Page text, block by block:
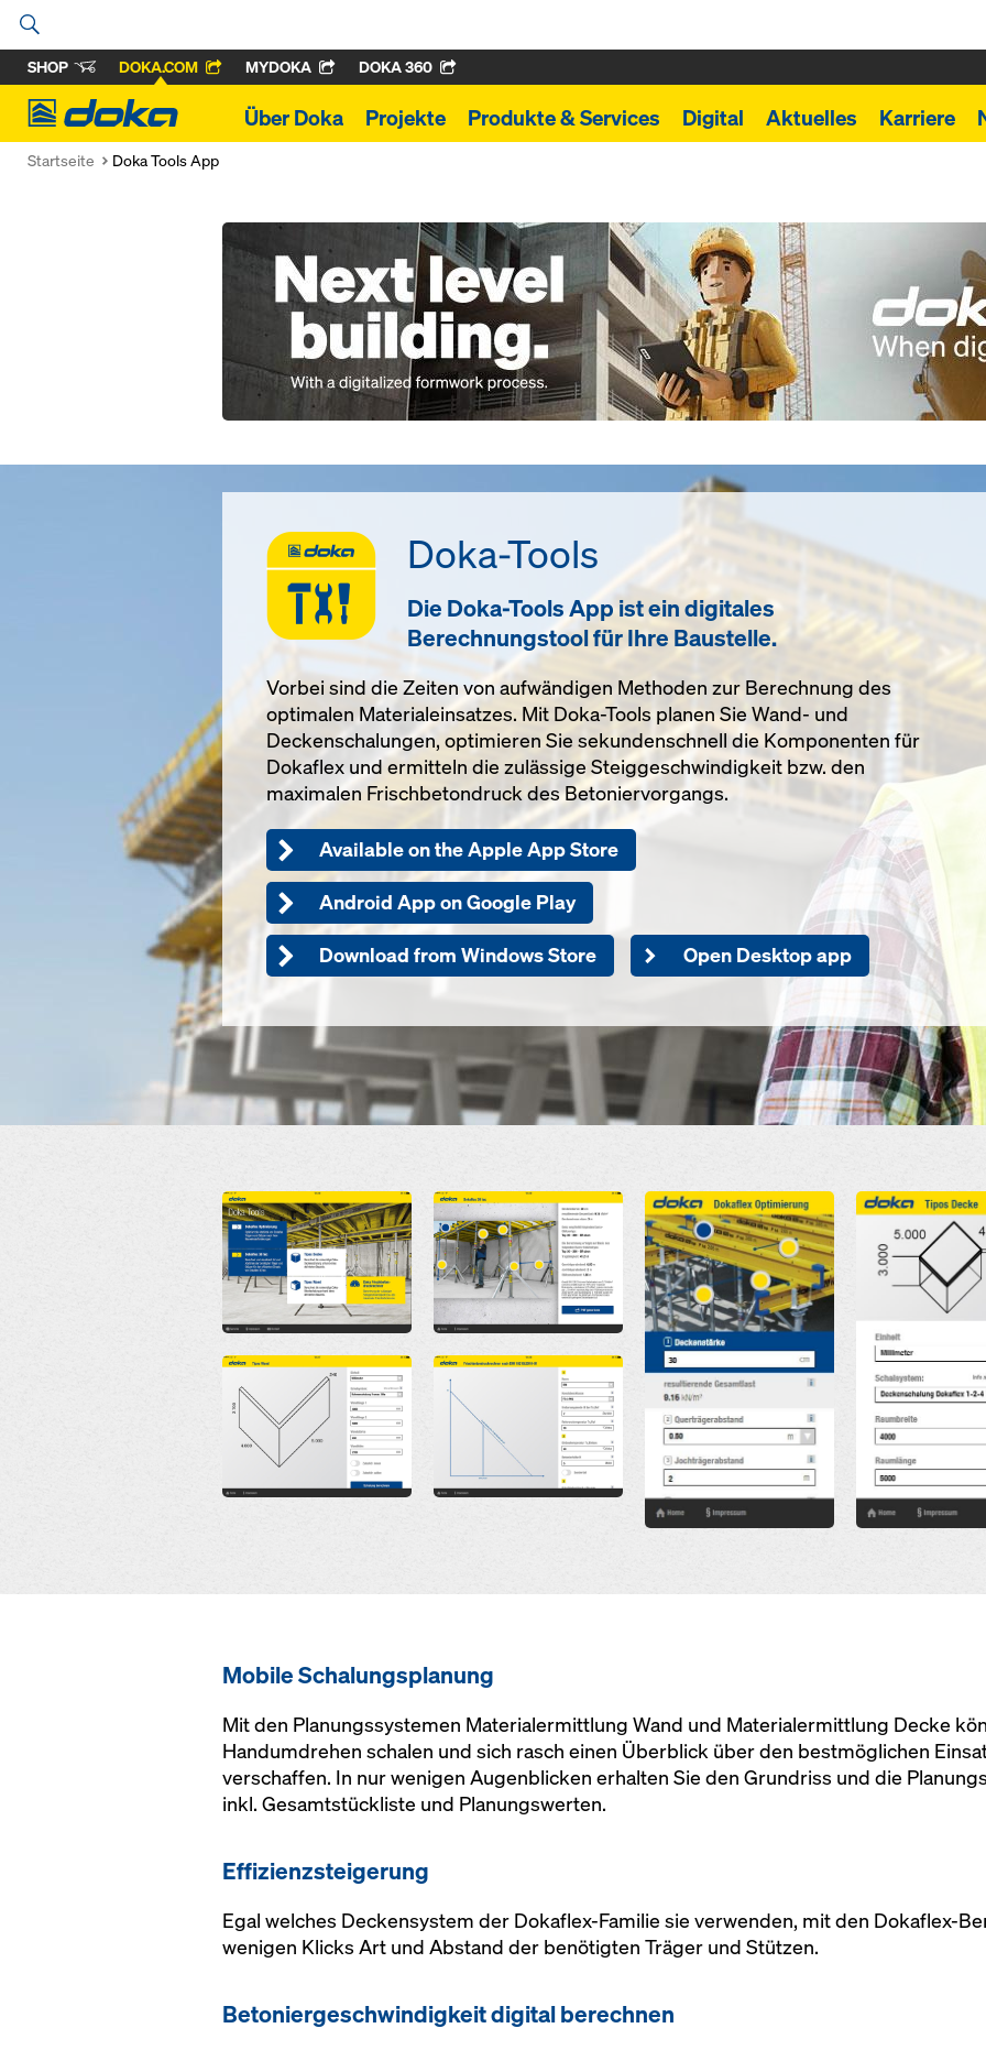
SHOP DOKA.COM MYDOKA DOKA 360
Doka
Über Doka Projekte Produkte & Services Digital Aktuelles Karriere
Startseite Doka Tools App
Open
Doka-Tools
Die Doka-Tools App ist ein digitales
Berechnungstool für Ihre Baustelle.
Vorbei sind die Zeiten von aufwändigen Methoden zur Berechnung des
optimalen Materialeinsatzes. Mit Doka-Tools planen Sie Wand- und
Deckenschalungen, optimieren Sie sekundenschnell die Komponenten für
Dokaflex und ermitteln die zulässige Steiggeschwindigkeit bzw. den
maximalen Frischbetondruck des Betoniervorgangs.
Available on the Apple App Store
Android App on Google Play
Download from Windows Store Open Desktop app
Open
Open
Open
Open
Open Open
Mobile Schalungsplanung
Mit den Planungssystemen Materialermittlung Wand und Materialermittlung Decke
Handumdrehen schalen und sich rasch einen Überblick über den bestmöglichen
verschaffen. In nur wenigen Augenblicken erhalten Sie den Grundriss und die
inkl. Gesamtstückliste und Planungswerten.
Effizienzsteigerung
Egal welches Deckensystem der Dokaflex-Familie sie verwenden, mit den Dokaflex-
wenigen Klicks Art und Abstand der benötigten Träger und Stützen.
Betoniergeschwindigkeit digital berechnen